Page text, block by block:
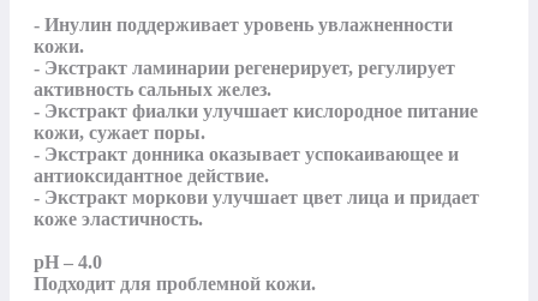
- Инулин поддерживает уровень увлажненности
кожи.
- Экстракт ламинарии регенерирует, регулирует
активность сальных желез.
- Экстракт фиалки улучшает кислородное питание
кожи, сужает поры.
- Экстракт донника оказывает успокаивающее и
антиоксидантное действие.
- Экстракт моркови улучшает цвет лица и придает
коже эластичность.
pH – 4.0
Подходит для проблемной кожи.